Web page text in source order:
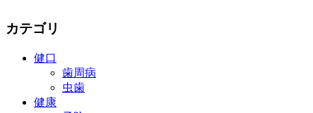
カテゴリ
健口
歯周病
虫歯
健康